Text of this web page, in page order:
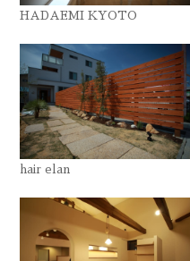
HADAEMI KYOTO
hair elan